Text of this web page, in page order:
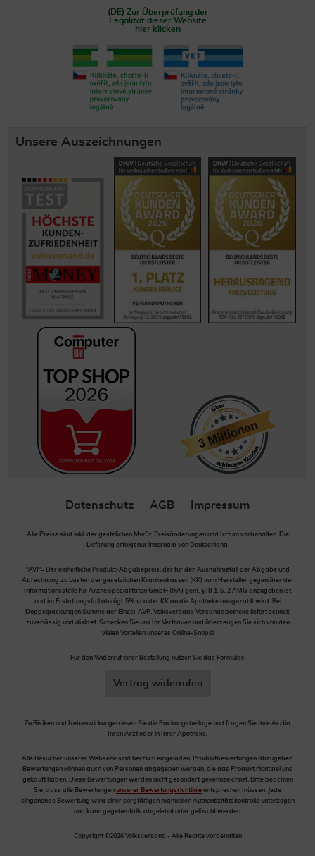
(DE) Zur Überprüfung der
Legalität dieser Website
hier klicken
Unsere Auszeichnungen
Datenschutz AGB Impressum
Alle Preise sind inkl. der gestzlichen MwSt. Preisänderungen und Irrtum vorbehalten. Die
Lieferung erfolgt nur innerhalb von Deutschland.
*AVP= Der einheitliche Produkt-Abgabepreis, der für den Ausnahmefall der Abgabe und
Abrechnung zu Lasten der gesetzlichen Krankenkassen (KK) vom Hersteller gegenüber der
Informationsstelle für Arzneispezialitäten GmbH (IFA) gem. § III 1, S. 2 AMG anzugeben ist
und im Erstattungsfall abzügl. 5% von der KK an die Apotheke ausgezahlt wird. Bei
Doppelpackungen Summe der Einzel-AVP. Volksversand Versandapotheke liefert schnell,
zuverlässig und diskret. Schenken Sie uns Ihr Vertrauen und überzeugen Sie sich von den
vielen Vorteilen unseres Online-Shops!
Für den Widerruf einer Bestellung nutzen Sie das Formular:
Vertrag widerrufen
Zu Risiken und Nebenwirkungen lesen Sie die Packungsbeilage und fragen Sie Ihre Ärztin,
Ihren Arzt oder in Ihrer Apotheke.
Alle Besucher unserer Webseite sind herzlich eingeladen, Produktbewertungen abzugeben.
Bewertungen können auch von Personen abgegeben werden, die das Produkt nicht bei uns
gekauft haben. Diese Bewertungen werden nicht gesondert gekennzeichnet. Bitte beachten
Sie, dass alle Bewertungen unserer Bewertungsrichtlinie entsprechen müssen. Jede
eingehende Bewertung wird einer sorgfältigen manuellen Authentizitätskontrolle unterzogen
und kann gegebenfalls abgelehnt oder gelöscht werden.
Copyright ©2026 Volksversand - Alle Rechte vorbehalten